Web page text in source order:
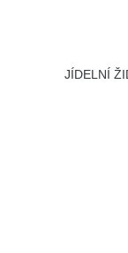
JÍDELNÍ